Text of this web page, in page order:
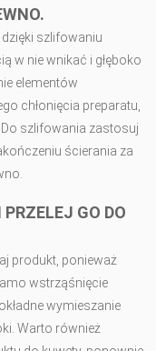
szlifowaniu
w nie wnikać i głęboko
elementów
chłonięcia preparatu,
szlifowania zastosuj
ścierania za
GO DO
produkt, ponieważ
wstrząśnięcie
wymieszanie
Warto również